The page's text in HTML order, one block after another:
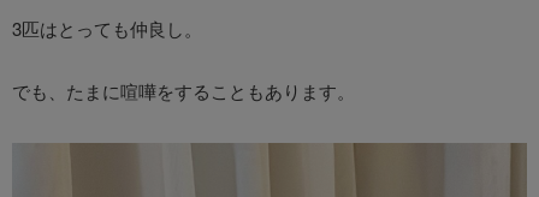
3匹はとっても仲良し。
でも、たまに喧嘩をすることもあります。